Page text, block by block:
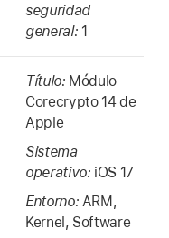
seguridad
general: 1
Título: Módulo
Corecrypto 14 de
Apple
Sistema
operativo: iOS 17
Entorno: ARM,
Kernel, Software